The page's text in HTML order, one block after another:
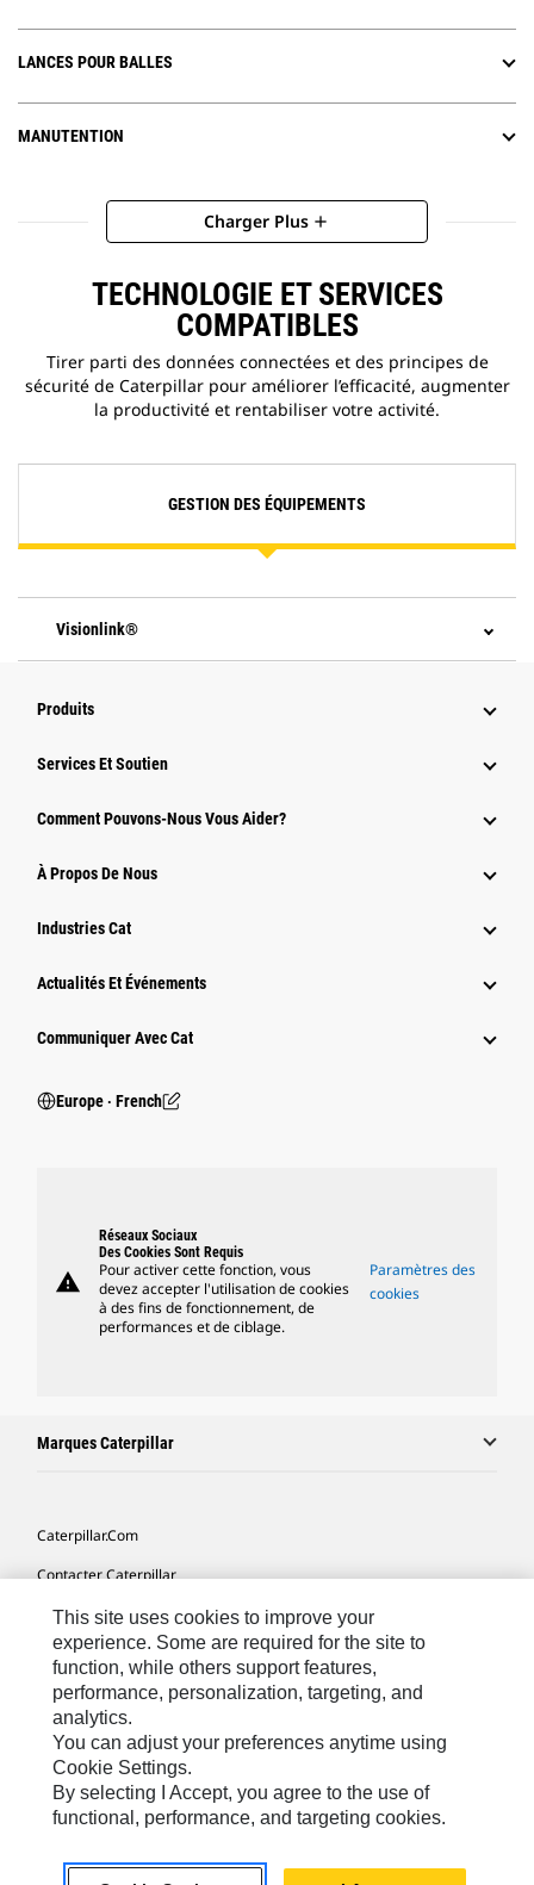
LANCES POUR BALLES
MANUTENTION
Charger Plus add
TECHNOLOGIE ET SERVICES
COMPATIBLES
Tirer parti des données connectées et des principes de
sécurité de Caterpillar pour améliorer l’efficacité, augmenter
la productivité et rentabiliser votre activité.
GESTION DES ÉQUIPEMENTS
Visionlink®
Produits
Services Et Soutien
Comment Pouvons-Nous Vous Aider?
À Propos De Nous
Industries Cat
Actualités Et Événements
Communiquer Avec Cat
Europe ‧ French
warning
Réseaux Sociaux
Des Cookies Sont Requis
Pour activer cette fonction, vous
devez accepter l'utilisation de cookies
à des fins de fonctionnement, de
performances et de ciblage.
Paramètres des
cookies
Marques Caterpillar
Caterpillar.com
Contacter Caterpillar
Mes Préférences Marketing
Plan Du Site
Cookie Settings
Légales
Confidentialité
Europe - Français© 2026 Caterpillar. Tous droits réservés.
This site uses cookies to improve your
experience. Some are required for the site to
function, while others support features,
performance, personalization, targeting, and
analytics.
You can adjust your preferences anytime using
Cookie Settings.
By selecting I Accept, you agree to the use of
functional, performance, and targeting cookies.